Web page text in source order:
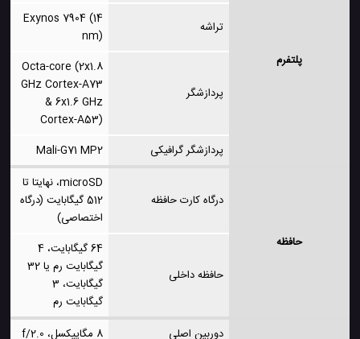
پلتفرم
تراشه
Exynos 7904 (14
nm)
پردازشگر
Octa-core (2x1.8
GHz Cortex-A73
& 6x1.6 GHz
Cortex-A53)
پردازشگر گرافیکی
Mali-G71 MP2
حافظه
درگاه کارت حافظه
microSD، نهایتا تا
512 گیگابایت (درگاه
اختصاصی)
حافظه داخلی
64 گیگابایت، 4
گیگابایت رم یا 32
گیگابایت، 3
گیگابایت رم
دوربین اصلی
8 مگاپیکسل، f/2.0